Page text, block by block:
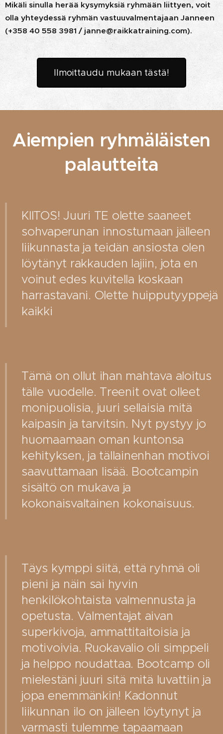
Mikäli sinulla herää kysymyksiä ryhmään liittyen, voit
olla yhteydessä ryhmän vastuuvalmentajaan Janneen
(+358 40 558 3981 / janne@raikkatraining.com).
Ilmoittaudu mukaan tästä!
Aiempien ryhmäläisten
palautteita
KIITOS! Juuri TE olette saaneet
sohvaperunan innostumaan jälleen
liikunnasta ja teidän ansiosta olen
löytänyt rakkauden lajiin, jota en
voinut edes kuvitella koskaan
harrastavani. Olette huipputyyppejä
kaikki ❤
Tämä on ollut ihan mahtava aloitus
tälle vuodelle. Treenit ovat olleet
monipuolisia, juuri sellaisia mitä
kaipasin ja tarvitsin. Nyt pystyy jo
huomaamaan oman kuntonsa
kehityksen, ja tällainenhan motivoi
saavuttamaan lisää. Bootcampin
sisältö on mukava ja
kokonaisvaltainen kokonaisuus.
Täys kymppi siitä, että ryhmä oli
pieni ja näin sai hyvin
henkilökohtaista valmennusta ja
opetusta. Valmentajat aivan
superkivoja, ammattitaitoisia ja
motivoivia. Ruokavalio oli simppeli
ja helppo noudattaa. Bootcamp oli
mielestäni juuri sitä mitä luvattiin ja
jopa enemmänkin! Kadonnut
liikunnan ilo on jälleen löytynyt ja
varmasti tulemme tapaamaan